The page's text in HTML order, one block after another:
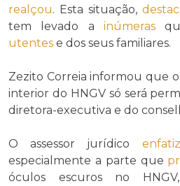
realçou. Esta situação,
tem levado a inúmeras
utentes e dos seus familiares.
Zezito Correia informou que
interior do HNGV só será
diretora-executiva e do
O assessor jurídico
especialmente a parte que
óculos escuros no